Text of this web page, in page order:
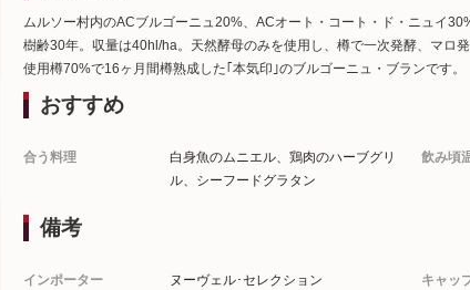
ムルソー村内のACブルゴーニュ20%、ACオート・コート・ド・ニュイ
樹齢30年。収量は40hl/ha。天然酵母のみを使用し、樽で一次発酵、マロ
使用樽70%で16ヶ月間樽熟成した｢本気印｣のブルゴーニュ・ブランです。
おすすめ
合う料理
白身魚のムニエル、鶏肉のハーブグリ
ル、シーフードグラタン
飲み頃
備考
インポーター ヌーヴェル･セレクション キャッ